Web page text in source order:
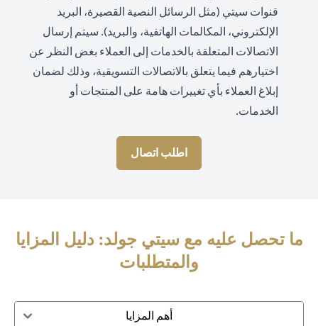
قنوات سيتي (مثل الرسائل النصية القصيرة، البريد
الإلكتروني، المكالمات الهاتفية، والبريد). سيتم إرسال
الاتصالات المتعلقة بالخدمات إلى العملاء بغض النظر عن
اختيارهم فيما يتعلق بالاتصالات التسويقية، وذلك لضمان
إبلاغ العملاء بأي تغييرات هامة على المنتجات أو
الخدمات.
اطلب اتصال
ما تحصل عليه مع سيتي جولد: دليل المزايا
والمتطلبات
أهم المزايا